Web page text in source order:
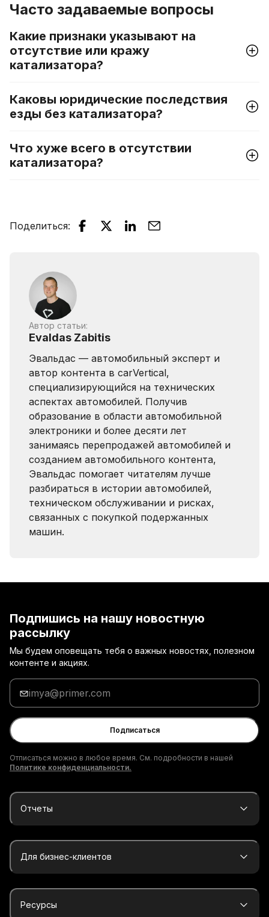
Часто задаваемые вопросы
Какие признаки указывают на
отсутствие или кражу
катализатора?
Каковы юридические последствия
езды без катализатора?
Что хуже всего в отсутствии
катализатора?
Поделиться:
Автор статьи:
Evaldas Zabitis
Эвальдас — автомобильный эксперт и
автор контента в carVertical,
специализирующийся на технических
аспектах автомобилей. Получив
образование в области автомобильной
электроники и более десяти лет
занимаясь перепродажей автомобилей и
созданием автомобильного контента,
Эвальдас помогает читателям лучше
разбираться в истории автомобилей,
техническом обслуживании и рисках,
связанных с покупкой подержанных
машин.
Подпишись на нашу новостную
рассылку
Мы будем оповещать тебя о важных новостях, полезном
контенте и акциях.
Введи
адрес
электронной
почты
Подписаться
Отписаться можно в любое время. См. подробности в нашей
Политике конфиденциальности.
Отчеты
Для бизнес-клиентов
Ресурсы